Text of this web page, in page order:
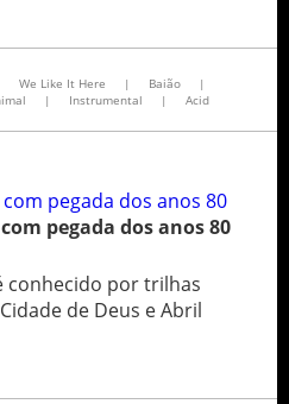
We Like It Here | Baião
|
| Instrumental |
Acid
pegada dos anos 80
por trilhas
de Deus e Abril